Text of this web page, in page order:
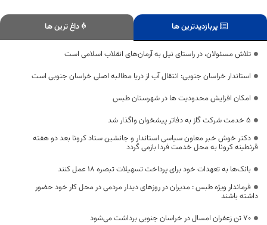
پربازدیدترین ها داغ ترین ها
تلاش مسئولان، در راستای نیل به آرمان‌های انقلاب اسلامی است
استاندار خراسان جنوبی: انتقال آب از دریا مطالبه اصلی خراسان جنوبی است
امکان افزایش محدودیت ها در شهرستان طبس
5 خدمت شرکت گاز به دفاتر پیشخوان واگذار شد
دکتر خوش خبر معاون سیاسی استاندار و جانشین ستاد کرونا بعد دو هفته
قرنطینه کرونا به محل خدمت فردا بازمی گردد
بانک‌ها به تعهدات خود برای پرداخت تسهیلات تبصره ۱۸ عمل کنند
فرماندار ویژه طبس : مدیران در روزهای دیدار مردمی در محل کار خود حضور
داشته باشند
۷۰ تن زعفران امسال در خراسان جنوبی برداشت می‌شود